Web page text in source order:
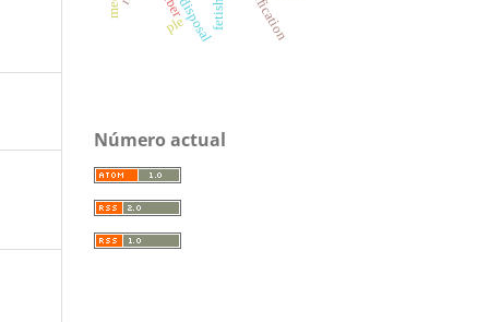
fetish
disposal reification
ple
Número actual